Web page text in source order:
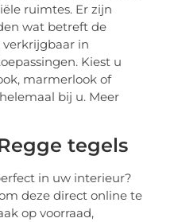
ruimtes. Er zijn
wat betreft de
verkrijgbaar in
Kiest u
marmerlook of
bij u. Meer
tegels
in uw interieur?
deze direct online te
op voorraad,